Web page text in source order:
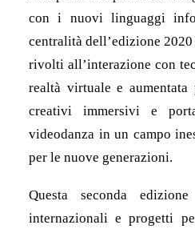
con i nuovi linguaggi
centralità dell’edizione
rivolti all’interazione con
realtà virtuale e aumentata
creativi immersivi e
videodanza in un campo
per le nuove generazioni.
Questa seconda
internazionali e progetti